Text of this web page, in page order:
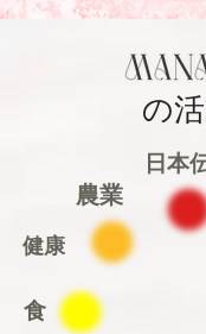
の
農業
日本
健康
食